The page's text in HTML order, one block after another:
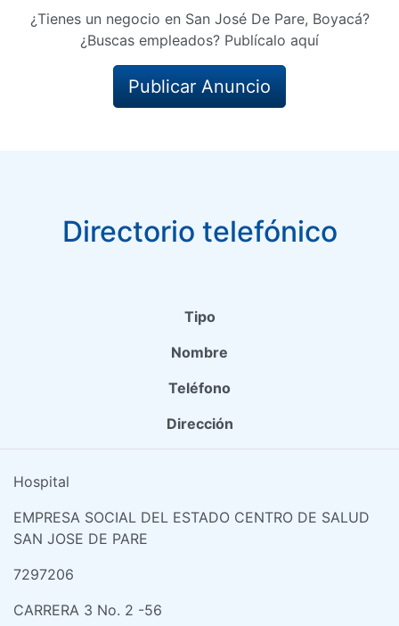
¿Tienes un negocio en San José De Pare, Boyacá?
¿Buscas empleados? Publícalo aquí
Publicar Anuncio
Directorio telefónico
Tipo
Nombre
Teléfono
Dirección
Hospital
EMPRESA SOCIAL DEL ESTADO CENTRO DE SALUD
SAN JOSE DE PARE
7297206
CARRERA 3 No. 2 -56